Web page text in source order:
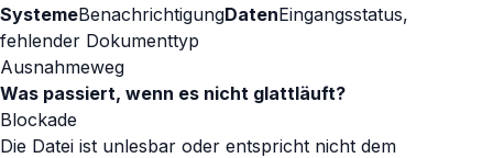
SystemeBenachrichtigungDatenEingangsstatus,
fehlender Dokumenttyp
Ausnahmeweg
Was passiert, wenn es nicht glattläuft?
Blockade
Die Datei ist unlesbar oder entspricht nicht dem